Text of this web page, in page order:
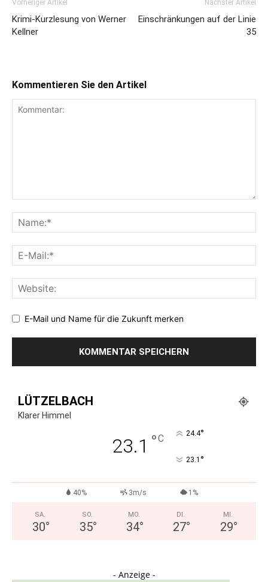
Vorheriger Artikel
Krimi-Kurzlesung von Werner
Kellner
Nächster Artikel
Einschränkungen auf der Linie
35
Kommentieren Sie den Artikel
E-Mail und Name für die Zukunft merken
LÜTZELBACH
Klarer Himmel
23.1 °C 24.4°
23.1 °
40% 3m/s 1%
SA.
30°
SO.
35°
MO.
34°
DI.
27°
MI.
29°
- Anzeige -